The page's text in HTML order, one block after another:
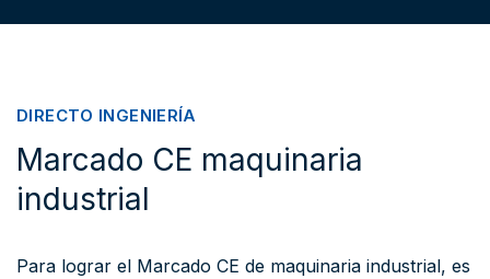
DIRECTO INGENIERÍA
Marcado CE maquinaria
industrial
Para lograr el Marcado CE de maquinaria industrial, es